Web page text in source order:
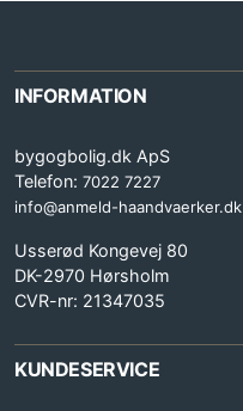
INFORMATION
bygogbolig.dk ApS
Telefon: 7022 7227
info@anmeld-haandvaerker.dk
Usserød Kongevej 80
DK-2970 Hørsholm
CVR-nr: 21347035
KUNDESERVICE